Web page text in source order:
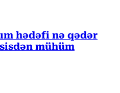
hədəfi nə qədər
mühüm